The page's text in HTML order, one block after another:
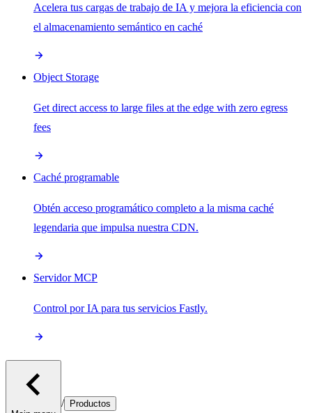
Acelera tus cargas de trabajo de IA y mejora la eficiencia con
el almacenamiento semántico en caché
Object Storage
Get direct access to large files at the edge with zero egress
fees
Caché programable
Obtén acceso programático completo a la misma caché
legendaria que impulsa nuestra CDN.
Servidor MCP
Control por IA para tus servicios Fastly.
/ Productos